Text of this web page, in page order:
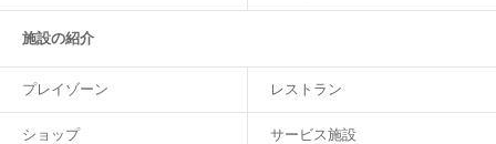
施設の紹介
プレイゾーン レストラン
ショップ サービス施設